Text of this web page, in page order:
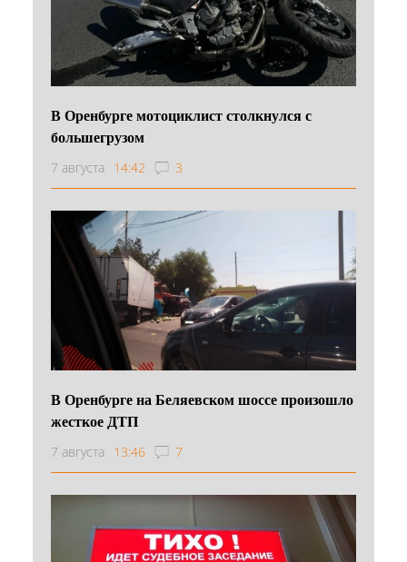
В Оренбурге мотоциклист столкнулся с
большегрузом
7 августа 14:42 3
В Оренбурге на Беляевском шоссе произошло
жесткое ДТП
7 августа 13:46 7